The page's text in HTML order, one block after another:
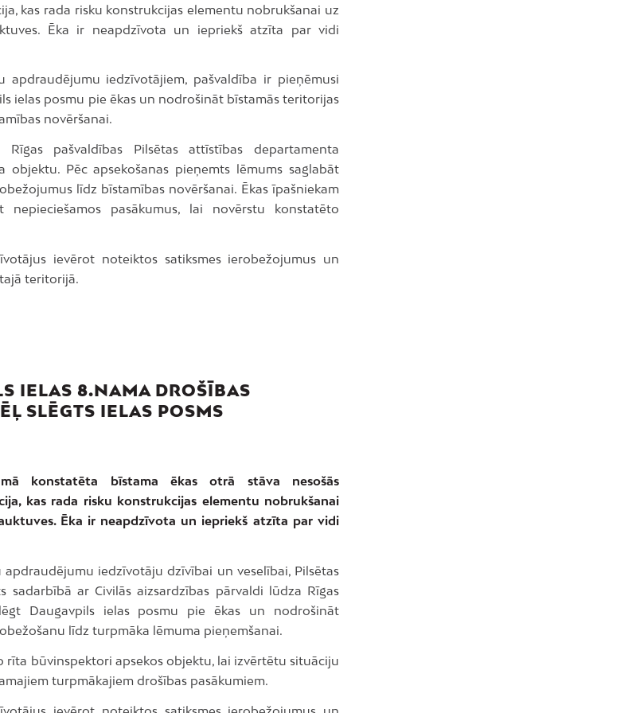
kas rada risku konstrukcijas elementu nobrukšanai uz
Ēka ir neapdzīvota un iepriekš atzīta par vidi
apdraudējumu iedzīvotājiem, pašvaldība ir pieņēmusi
ielas posmu pie ēkas un nodrošināt bīstamās teritorijas
novēršanai.
Rīgas pašvaldības Pilsētas attīstības departamenta
objektu. Pēc apsekošanas pieņemts lēmums saglabāt
līdz bīstamības novēršanai. Ēkas īpašniekam
pasākumus, lai novērstu konstatēto
ievērot noteiktos satiksmes ierobežojumus un
teritorijā.
IELAS 8.NAMA DROŠĪBAS
SLĒGTS IELAS POSMS
konstatēta bīstama ēkas otrā stāva nesošās
kas rada risku konstrukcijas elementu nobrukšanai
Ēka ir neapdzīvota un iepriekš atzīta par vidi
apdraudējumu iedzīvotāju dzīvībai un veselībai, Pilsētas
sadarbībā ar Civilās aizsardzības pārvaldi lūdza Rīgas
Daugavpils ielas posmu pie ēkas un nodrošināt
līdz turpmāka lēmuma pieņemšanai.
rīta būvinspektori apsekos objektu, lai izvērtētu situāciju
turpmākajiem drošības pasākumiem.